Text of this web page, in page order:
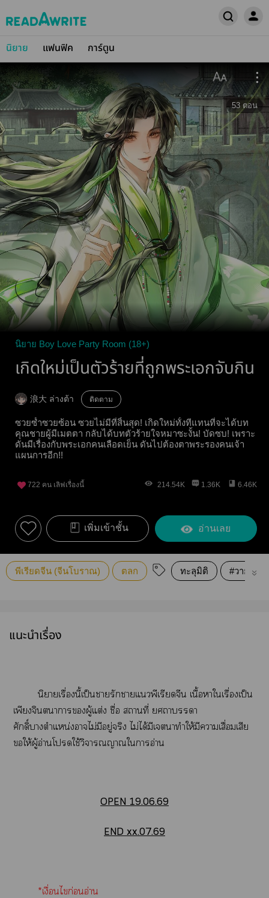
นิยาย แฟนฟิค การ์ตูน
53 ตอน
นิยาย Boy Love Party Room (18+)
เกิดใหม่เป็นตัวร้ายที่ถูกพระเอกจับกิน
浪大 ล่างต้า ติดตาม
ซวยซ้ำซวยซ้อน ซวยไม่มีที่สิ้นสุด! เกิดใหม่ทั้งทีแทนที่จะได้บท
คุณชายผู้มีเมตตา กลับได้บทตัวร้ายใจหมาซะงั้น! บัดซบ! เพราะ
ดันมีเรื่องกับพระเอกคนเลือดเย็น ดันไปต้องตาพระรองคนเจ้า
แผนการอีก!!
722 คน เลิฟเรื่องนี้ 214.54K 1.36K 6.46K
เพิ่มเข้าชั้น อ่านเลย
พีเรียดจีน (จีนโบราณ) ตลก ทะลุมิติ #วายจีน
แนะนำเรื่อง
นิยายเรื่องนี้เป็นารักาแพีเรียดจีน เนื้อาใเรื่องเป็น
เพียงจินตนาการผู้แต่ง ชื่อ สถานที่ ารา
ศักดิ์าตำแหน่งาไม่มีอยู่จริง ไม่ได้มีเาทำให้มีาเสื่อมเสีย
ให้ผู้อ่านโใช้วิจารณญาณใาอ่าน
OPEN 19.06.69
END xx.07.69
*เงื่อนไก่อนอ่าน